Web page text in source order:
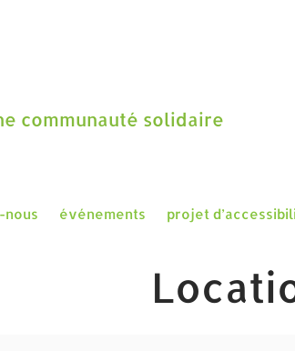
communauté solidaire
projet
événements
nous